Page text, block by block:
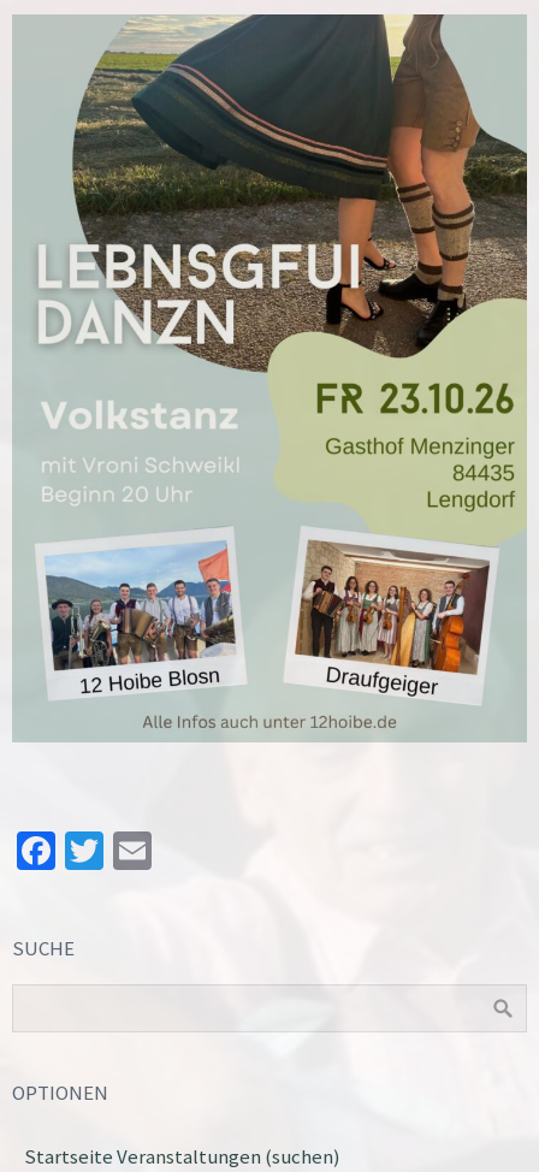
Facebook
Twitter
SUCHE
OPTIONEN
Startseite Veranstaltungen (suchen)